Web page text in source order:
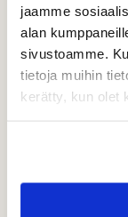
jaamme
alan
sivustoamme.
tietoja muihin
kerätty, kun olet
Rock Golf